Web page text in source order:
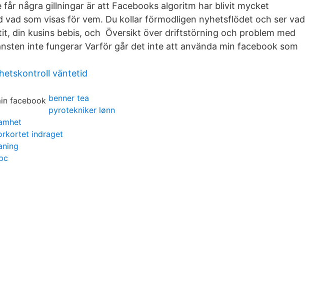
får några gillningar är att Facebooks algoritm har blivit mycket
vad som visas för vem. Du kollar förmodligen nyhetsflödet och ser vad
din kusins bebis, och Översikt över driftstörning och problem med
inte fungerar Varför går det inte att använda min facebook som
väntetid
benner tea
pyrotekniker lønn
indraget